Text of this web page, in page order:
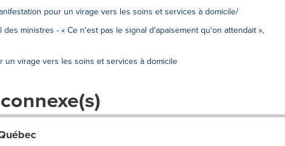
pour un virage vers les soins et services à domicile/
ministres - « Ce n'est pas le signal d'apaisement qu'on attendait »,
un virage vers les soins et services à domicile